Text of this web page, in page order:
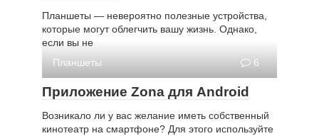
Планшеты — невероятно полезные устройства,
которые могут облегчить вашу жизнь. Однако,
если вы не
Планшеты
6
Приложение Zona для Android
Возникало ли у вас желание иметь собственный
кинотеатр на смартфоне? Для этого используйте